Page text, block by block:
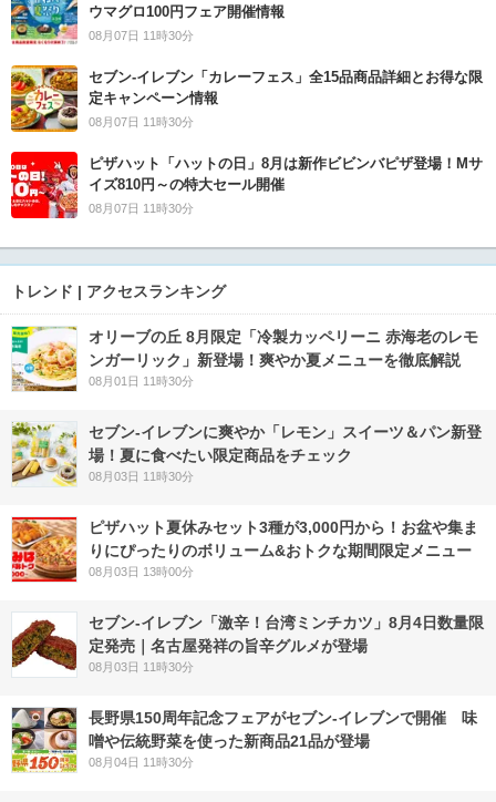
ウマグロ100円フェア開催情報
08月07日 11時30分
セブン‐イレブン「カレーフェス」全15品商品詳細とお得な限
定キャンペーン情報
08月07日 11時30分
ピザハット「ハットの日」8月は新作ビビンバピザ登場！Mサ
イズ810円～の特大セール開催
08月07日 11時30分
トレンド | アクセスランキング
オリーブの丘 8月限定「冷製カッペリーニ 赤海老のレモ
ンガーリック」新登場！爽やか夏メニューを徹底解説
08月01日 11時30分
セブン‐イレブンに爽やか「レモン」スイーツ＆パン新登
場！夏に食べたい限定商品をチェック
08月03日 11時30分
ピザハット夏休みセット3種が3,000円から！お盆や集ま
りにぴったりのボリューム&おトクな期間限定メニュー
08月03日 13時00分
セブン-イレブン「激辛！台湾ミンチカツ」8月4日数量限
定発売｜名古屋発祥の旨辛グルメが登場
08月03日 11時30分
長野県150周年記念フェアがセブン-イレブンで開催 味
噌や伝統野菜を使った新商品21品が登場
08月04日 11時30分